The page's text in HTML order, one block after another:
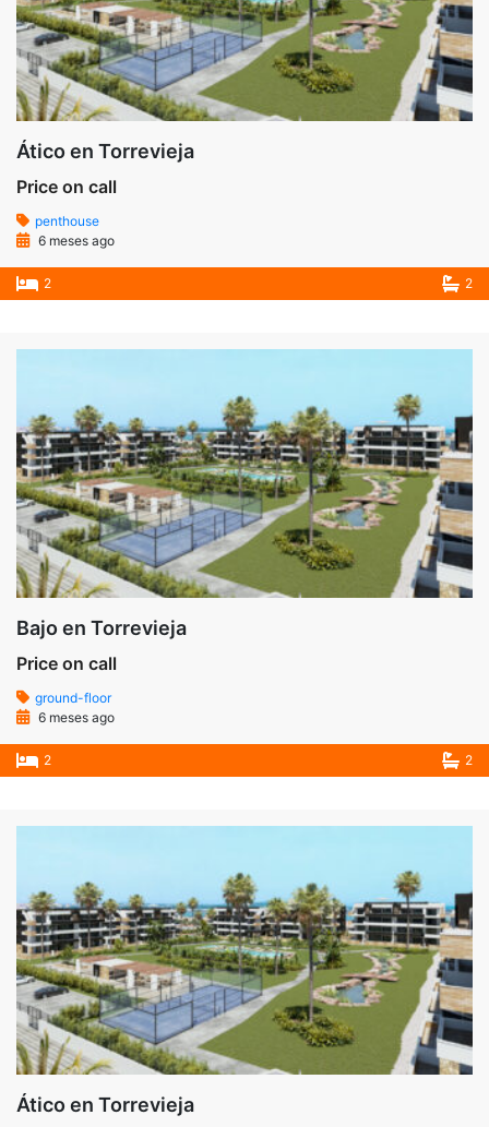
Ático en Torrevieja
Price on call
penthouse
6 meses ago
2 2
Bajo en Torrevieja
Price on call
ground-floor
6 meses ago
2 2
Ático en Torrevieja